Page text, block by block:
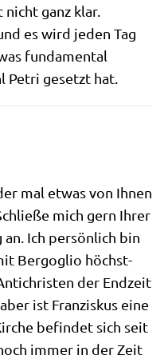
nicht ganz klar.
es wird jeden Tag
fun­da­men­tal
Petri gesetzt hat.
mal etwas von Ihnen
mich gern Ihrer
Ich per­sön­lich bin
Berg­o­glio höchst­
der End­zeit
ist Fran­zis­kus eine
befin­det sich seit
immer in der Zeit